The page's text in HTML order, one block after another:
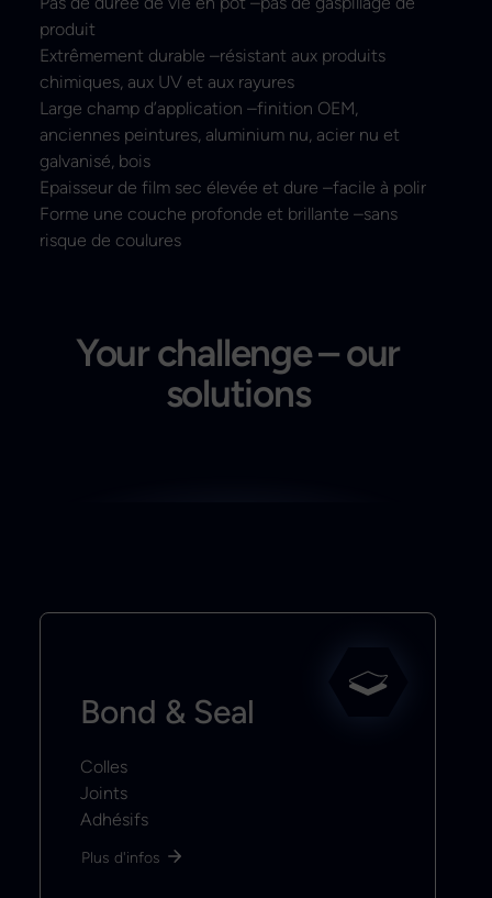
produit
Extrêmement durable –résistant aux produits
chimiques, aux UV et aux rayures
Large champ d’application –finition OEM,
anciennes peintures, aluminium nu, acier nu et
galvanisé, bois
Epaisseur de film sec élevée et dure –facile à polir
Forme une couche profonde et brillante –sans
risque de coulures
Your challenge – our
solutions
Bond & Seal
Colles
Joints
Adhésifs
Plus d'infos